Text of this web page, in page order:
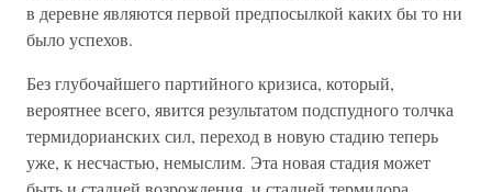
в деревне являются первой предпосылкой каких бы то ни
было успехов.
Без глубочайшего партийного кризиса, который,
вероятнее всего, явится результатом подспудного толчка
термидорианских сил, переход в новую стадию теперь
уже, к несчастью, немыслим. Эта новая стадия может